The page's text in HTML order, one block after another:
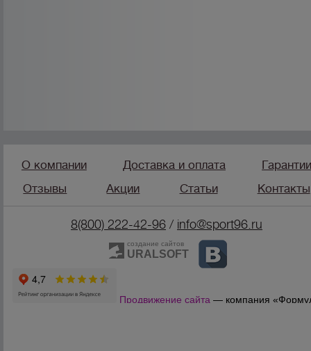
О компании Доставка и оплата
Отзывы
Акции Статьи Контакты
8(800) 222-42-96/ info@sport96.ru
создание сайтов
URALSOFT
Продвижение сайта — компания